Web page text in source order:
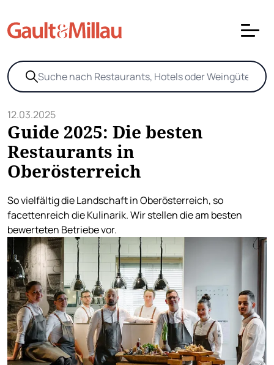
12.03.2025
Guide 2025: Die besten
Restaurants in
Oberösterreich
So vielfältig die Landschaft in Oberösterreich, so
facettenreich die Kulinarik. Wir stellen die am besten
bewerteten Betriebe vor.